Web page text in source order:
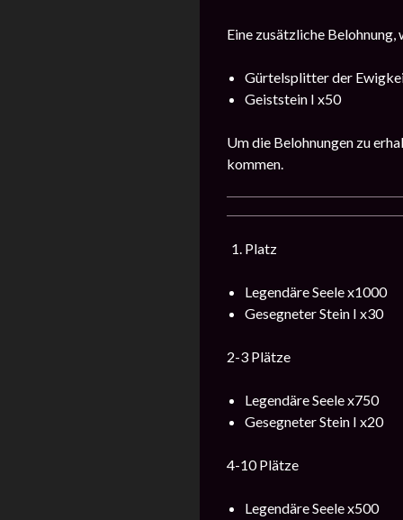
Eine zusätzliche
Gürtelsplitter der
Geiststein I x50
Um die Belohnungen zu
kommen.
Platz
Legendäre Seele x1000
Gesegneter Stein I x30
2-3 Plätze
Legendäre Seele x750
Gesegneter Stein I x20
4-10 Plätze
Legendäre Seele x500